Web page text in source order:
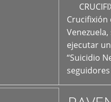
Crucifixión
ejecutar
“Suicidio